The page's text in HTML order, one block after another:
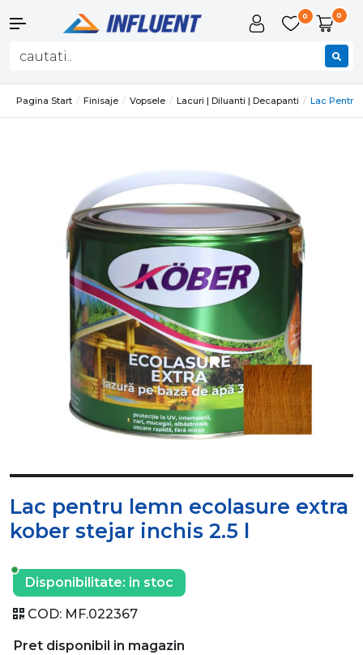
0 0
Pagina Start Finisaje Vopsele Lacuri | Diluanti | Decapanti Lac Pentru
Lac pentru lemn ecolasure extra
kober stejar inchis 2.5 l
Disponibilitate: in stoc
COD: MF.022367
Pret disponibil in magazin